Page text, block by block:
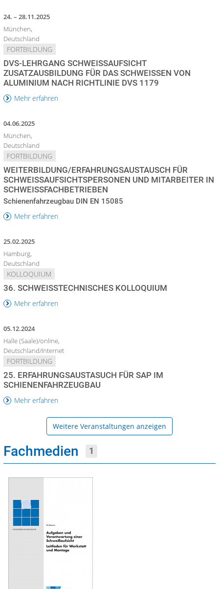
24. – 28.11.2025
München,
Deutschland
FORTBILDUNG
DVS-LEHRGANG SCHWEISSAUFSICHT Z
USATZAUSBILDUNG FÜR DAS SCHWEISSEN VON AL
UMINIUM NACH RICHTLINIE DVS 1179
Mehr erfahren
04.06.2025
München,
Deutschland
FORTBILDUNG
WEITERBILDUNG/ERFAHRUNGSAUSTAUSCH FÜR
SCHWEISSAUFSICHTSPERSONEN UND MITARBEITER IN S
CHWEISSFACHBETRIEBEN
Schienenfahrzeugbau DIN EN 15085
Mehr erfahren
25.02.2025
Hamburg,
Deutschland
KOLLOQUIUM
36. SCHWEISSTECHNISCHES KOLLOQUIUM
Mehr erfahren
05.12.2024
Halle (Saale)/online,
Deutschland/Internet
FORTBILDUNG
25. ERFAHRUNGSAUSTASUCH FÜR SAP IM
SCHIENENFAHRZEUGBAU
Mehr erfahren
Weitere Veranstaltungen anzeigen
Fachmedien 1